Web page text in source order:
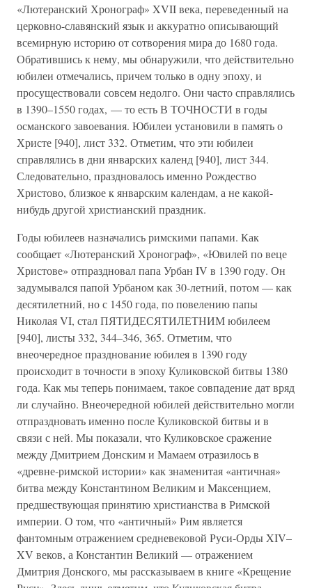
«Лютеранский Хронограф» XVII века, переведенный на
церковно-славянский язык и аккуратно описывающий
всемирную историю от сотворения мира до 1680 года.
Обратившись к нему, мы обнаружили, что действительно
юбилеи отмечались, причем только в одну эпоху, и
просуществовали совсем недолго. Они часто справлялись
в 1390–1550 годах, — то есть В ТОЧНОСТИ в годы
османского завоевания. Юбилеи установили в память о
Христе [940], лист 332. Отметим, что эти юбилеи
справлялись в дни январских календ [940], лист 344.
Следовательно, праздновалось именно Рождество
Христово, близкое к январским календам, а не какой-
нибудь другой христианский праздник.
Годы юбилеев назначались римскими папами. Как
сообщает «Лютеранский Хронограф», «Ювилей по веце
Христове» отпраздновал папа Урбан IV в 1390 году. Он
задумывался папой Урбаном как 30-летний, потом — как
десятилетний, но с 1450 года, по повелению папы
Николая VI, стал ПЯТИДЕСЯТИЛЕТНИМ юбилеем
[940], листы 332, 344–346, 365. Отметим, что
внеочередное празднование юбилея в 1390 году
происходит в точности в эпоху Куликовской битвы 1380
года. Как мы теперь понимаем, такое совпадение дат вряд
ли случайно. Внеочередной юбилей действительно могли
отпраздновать именно после Куликовской битвы и в
связи с ней. Мы показали, что Куликовское сражение
между Дмитрием Донским и Мамаем отразилось в
«древне-римской истории» как знаменитая «античная»
битва между Константином Великим и Максенцием,
предшествующая принятию христианства в Римской
империи. О том, что «античный» Рим является
фантомным отражением средневековой Руси-Орды XIV–
XV веков, а Константин Великий — отражением
Дмитрия Донского, мы рассказываем в книге «Крещение